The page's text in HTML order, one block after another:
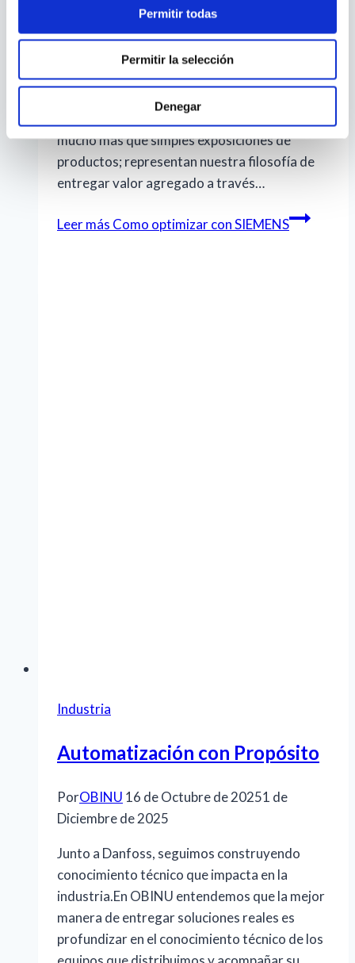
Permitir todas
Permitir la selección
Denegar
procesos industriales con precisión y
eficiencia, donde clientes y partners
conocieron cómo la instrumentación Siemens,
distribuida por Obinu, puede transformar
operaciones. En Obinu, estos eventos son
mucho más que simples exposiciones de
productos; representan nuestra filosofía de
entregar valor agregado a través…
Leer más Como optimizar con SIEMENS
Industria
Automatización con Propósito
PorOBINU 16 de Octubre de 20251 de
Diciembre de 2025
Junto a Danfoss, seguimos construyendo
conocimiento técnico que impacta en la
industria.En OBINU entendemos que la mejor
manera de entregar soluciones reales es
profundizar en el conocimiento técnico de los